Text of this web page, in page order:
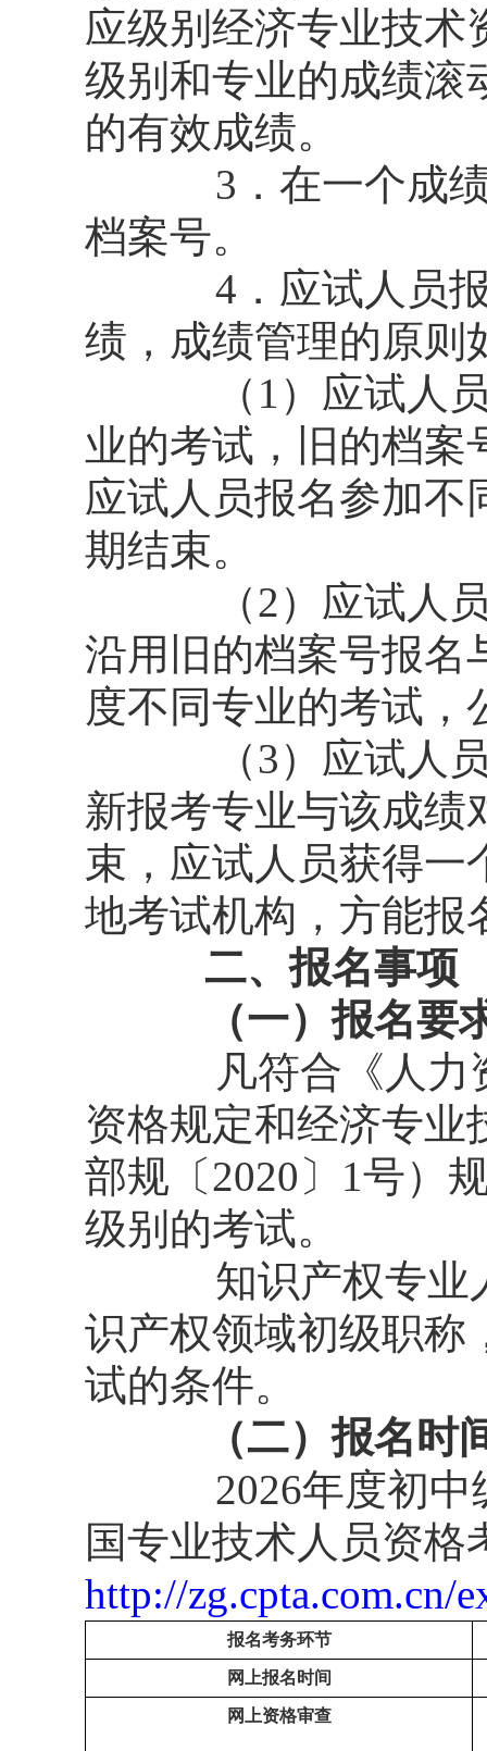
应级别经济专业技术
级别和专业的成绩滚
的有效成绩。
3．在一个成
档案号。
4．应试人员
绩，成绩管理的原则
（1）应试人
业的考试，旧的档案
应试人员报名参加不
期结束。
（2）应试人
沿用旧的档案号报名
度不同专业的考试，
（3）应试人
新报考专业与该成绩
束，应试人员获得一
地考试机构，方能报
二、报名事项
（一）报名要
凡符合《人
资格规定和经济专业
部规〔2020〕1号）
级别的考试。
知识产权专业
识产权领域初级职称
试的条件。
（二）报名时
2026年度初
国专业技术人员资
http://zg.cpta.com.cn/
报名考务环节
网上报名时间
网上资格审查